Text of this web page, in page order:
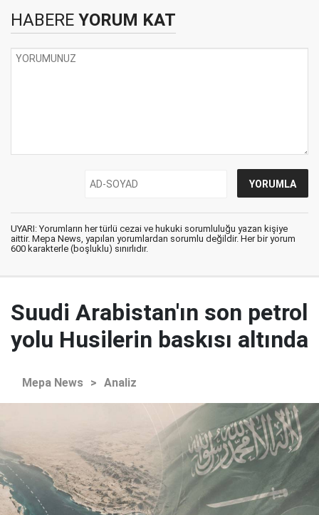
HABERE YORUM KAT
UYARI: Yorumların her türlü cezai ve hukuki sorumluluğu yazan kişiye
aittir. Mepa News, yapılan yorumlardan sorumlu değildir. Her bir yorum
600 karakterle (boşluklu) sınırlıdır.
Suudi Arabistan'ın son petrol
yolu Husilerin baskısı altında
Mepa News > Analiz